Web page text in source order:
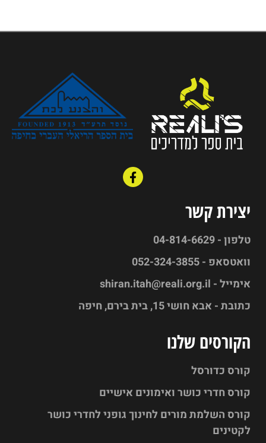
יצירת קשר
טלפון - 04-814-6629
וואטסאפ - 052-324-3855
אימייל - shiran.itah@reali.org.il
כתובת - אבא חושי 15, בית בירם, חיפה
הקורסים שלנו
קורס כדורסל
קורס חדרי כושר ואימונים אישיים
קורס השלמת מורים לחינוך גופני לחדרי כושר
לקטינים